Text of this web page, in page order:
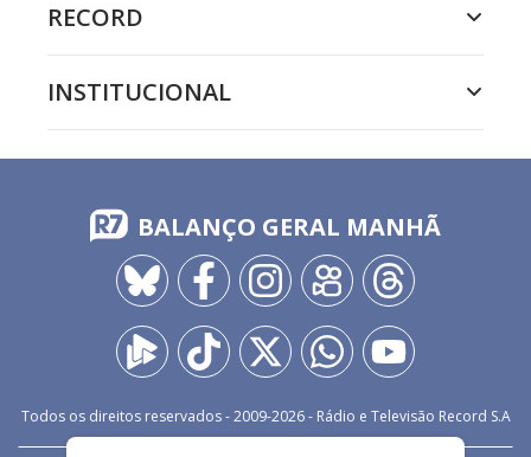
RECORD
INSTITUCIONAL
BALANÇO GERAL MANHÃ
Todos os direitos reservados - 2009-2026- Rádio e Televisão Record S.A